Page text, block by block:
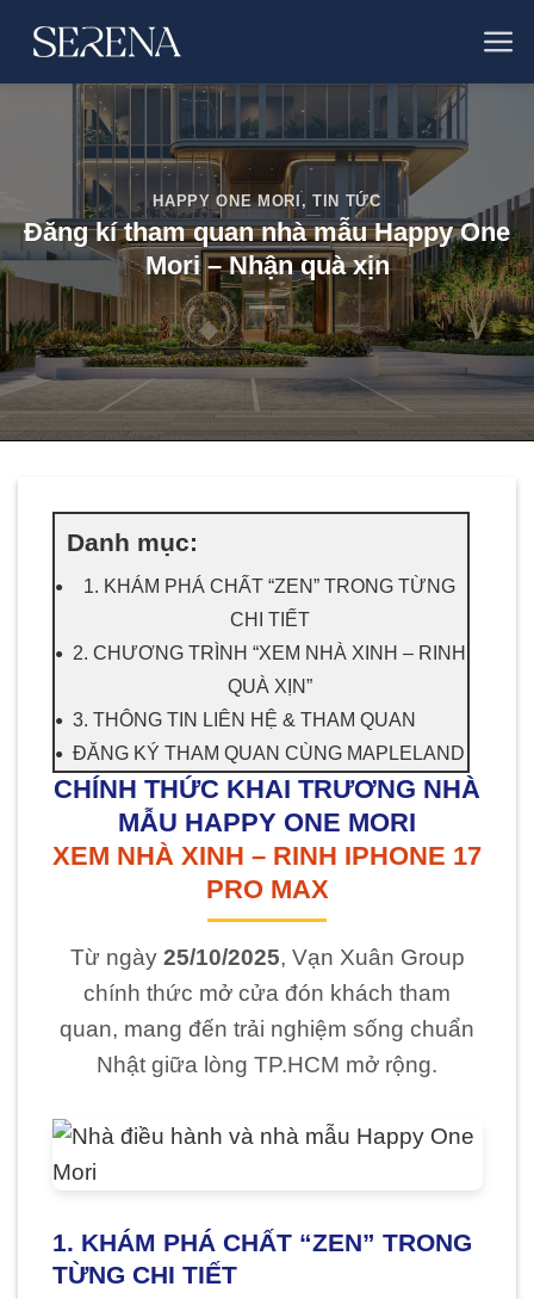
qua
nội
HAPPY ONE MORI , TIN TỨC
Đăng kí tham quan nhà mẫu Happy One
Mori – Nhận quà xịn
Danh mục:
1. KHÁM PHÁ CHẤT “ZEN” TRONG TỪNG
CHI TIẾT
2. CHƯƠNG TRÌNH “XEM NHÀ XINH – RINH
QUÀ XỊN”
3. THÔNG TIN LIÊN HỆ & THAM QUAN
ĐĂNG KÝ THAM QUAN CÙNG MAPLELAND
CHÍNH THỨC KHAI TRƯƠNG NHÀ
MẪU HAPPY ONE MORI
XEM NHÀ XINH – RINH IPHONE 17
PRO MAX
Từ ngày 25/10/2025, Vạn Xuân Group
chính thức mở cửa đón khách tham
quan, mang đến trải nghiệm sống chuẩn
Nhật giữa lòng TP.HCM mở rộng.
1. KHÁM PHÁ CHẤT “ZEN” TRONG
TỪNG CHI TIẾT